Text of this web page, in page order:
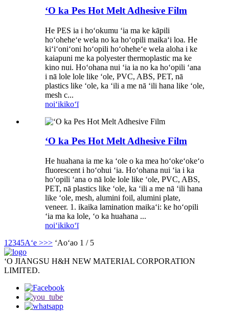
ʻO ka Pes Hot Melt Adhesive Film
He PES ia i hoʻokumu ʻia ma ke kāpili
hoʻoheheʻe wela no ka hoʻopili maikaʻi loa. He
kiʻiʻoniʻoni hoʻopili hoʻoheheʻe wela aloha i ke
kaiapuni me ka polyester thermoplastic ma ke
kino nui. Hoʻohana nui ʻia ia no ka hoʻopili ʻana
i nā lole lole like ʻole, PVC, ABS, PET, nā
plastics like ʻole, ka ʻili a me nā ʻili hana like ʻole,
mesh c...
noiʻikikoʻī
ʻO ka Pes Hot Melt Adhesive Film
He huahana ia me ka ʻole o ka mea hoʻokeʻokeʻo
fluorescent i hoʻohui ʻia. Hoʻohana nui ʻia i ka
hoʻopili ʻana o nā lole lole like ʻole, PVC, ABS,
PET, nā plastics like ʻole, ka ʻili a me nā ʻili hana
like ʻole, mesh, alumini foil, alumini plate,
veneer. 1. ikaika lamination maikaʻi: ke hoʻopili
ʻia ma ka lole, ʻo ka huahana ...
noiʻikikoʻī
1 2345Aʻe >>> ʻAoʻao 1 / 5
ʻO JIANGSU H&H NEW MATERIAL CORPORATION
LIMITED.